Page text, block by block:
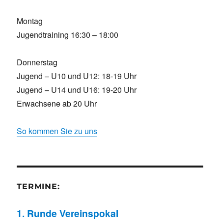
Montag
Jugendtraining 16:30 – 18:00
Donnerstag
Jugend – U10 und U12: 18-19 Uhr
Jugend – U14 und U16: 19-20 Uhr
Erwachsene ab 20 Uhr
So kommen Sie zu uns
TERMINE:
1. Runde Vereinspokal